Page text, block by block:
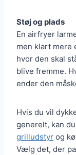
Støj og plads
En airfryer
men klart mere
hvor den skal
blive fremme.
ender den
Hvis du vil
generelt, kan
grilludstyr og
Vælg det, der